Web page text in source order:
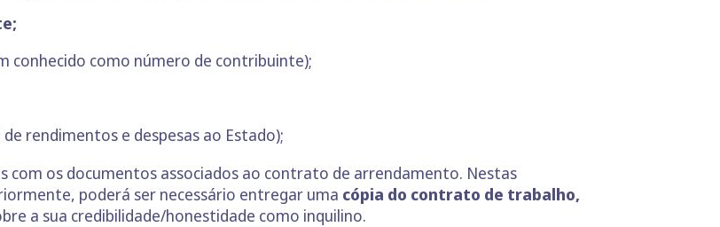
conhecido como número de contribuinte);
rendimentos e despesas ao Estado);
com os documentos associados ao contrato de arrendamento. Nestas
poderá ser necessário entregar uma cópia do contrato de trabalho,
a sua credibilidade/honestidade como inquilino.